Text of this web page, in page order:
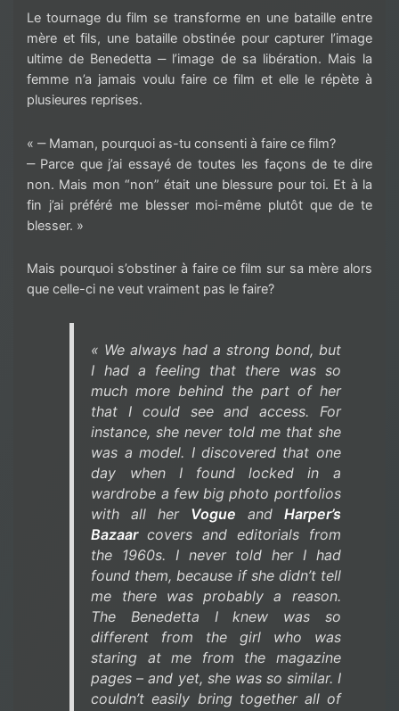
Le tournage du film se transforme en une bataille entre
mère et fils, une bataille obstinée pour capturer l’image
ultime de Benedetta ‒ l’image de sa libération. Mais la
femme n’a jamais voulu faire ce film et elle le répète à
plusieures reprises.
« ‒ Maman, pourquoi as-tu consenti à faire ce film?
‒ Parce que j’ai essayé de toutes les façons de te dire
non. Mais mon “non” était une blessure pour toi. Et à la
fin j’ai préféré me blesser moi-même plutôt que de te
blesser. »
Mais pourquoi s’obstiner à faire ce film sur sa mère alors
que celle-ci ne veut vraiment pas le faire?
« We always had a strong bond, but
I had a feeling that there was so
much more behind the part of her
that I could see and access. For
instance, she never told me that she
was a model. I discovered that one
day when I found locked in a
wardrobe a few big photo portfolios
with all her Vogue and Harper’s
Bazaarcovers and editorials from
the 1960s. I never told her I had
found them, because if she didn’t tell
me there was probably a reason.
The Benedetta I knew was so
different from the girl who was
staring at me from the magazine
pages – and yet, she was so similar. I
couldn’t easily bring together all of